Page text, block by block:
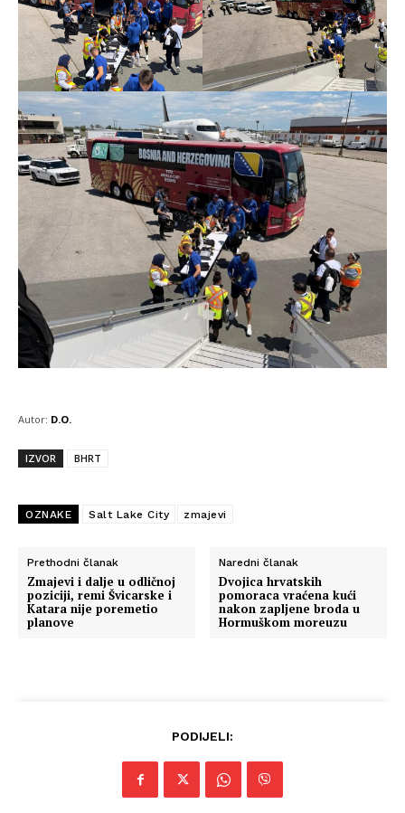
Autor: D.O.
IZVOR BHRT
OZNAKE Salt Lake City zmajevi
Prethodni članak
Zmajevi i dalje u odličnoj
poziciji, remi Švicarske i
Katara nije poremetio
planove
Naredni članak
Dvojica hrvatskih
pomoraca vraćena kući
nakon zapljene broda u
Hormuškom moreuzu
PODIJELI: